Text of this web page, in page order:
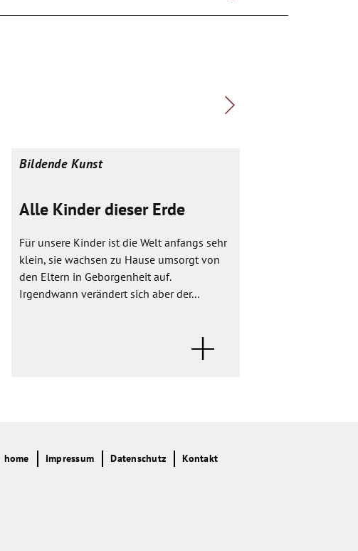
Bildende Kunst
Alle Kinder dieser Erde
Für unsere Kinder ist die Welt anfangs sehr
klein, sie wachsen zu Hause umsorgt von
den Eltern in Geborgenheit auf.
Irgendwann verändert sich aber der...
home Impressum Datenschutz Kontakt